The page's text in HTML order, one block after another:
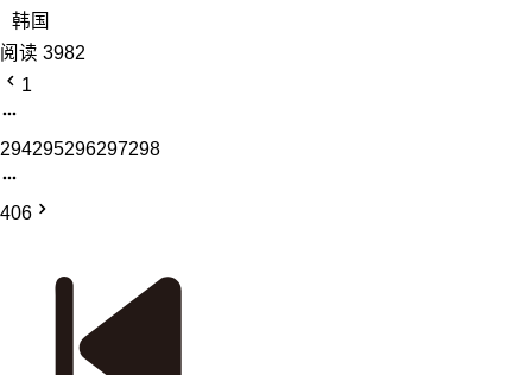
韩国
阅读 3982
1
294295296297298
406